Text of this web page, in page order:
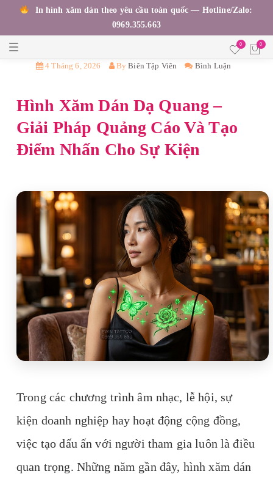
In hình xăm dán theo yêu cầu toàn quốc — Hotline/Zalo:
0969.355.663
T
n
a
a
0 0
4 Tháng 6, 2026 ByBiên Tập Viên Bình Luận
Hình Xăm Dán Dạ Quang –
Giải Pháp Quảng Cáo Và Tạo
Điểm Nhấn Cho Sự Kiện
Trong các chương trình âm nhạc, lễ hội, sự
kiện doanh nghiệp hay hoạt động cộng đồng,
việc tạo dấu ấn với người tham gia luôn là điều
quan trọng. Những năm gần đây, hình xăm dán